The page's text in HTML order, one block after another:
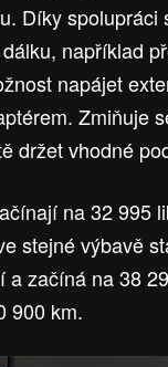
Díky
například
napájet
Zmiňuje
držet vhodné
na 32 995
stejné výbavě
a začíná na 38
900 km.